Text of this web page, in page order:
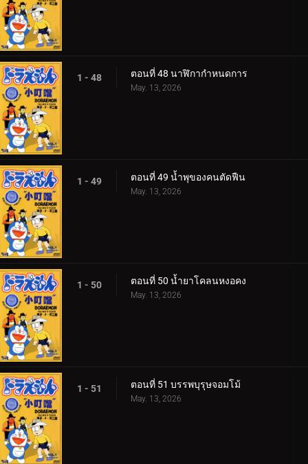
1 - 48 ตอนที่ 48 นาฬิกากำหนดการ
May. 13, 2026
1 - 49 ตอนที่ 49 น้ำพุของคนตัดฟืน
May. 13, 2026
1 - 50 ตอนที่ 50 น้ำยาโคลนหงอคง
May. 13, 2026
1 - 51 ตอนที่ 51 บรรพบุรุษจอมโม้
May. 13, 2026